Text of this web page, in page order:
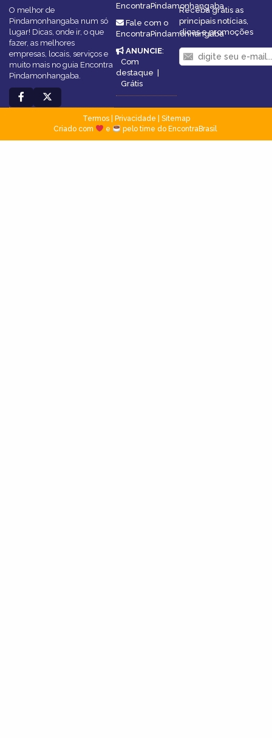
O melhor de
Pindamonhangaba num só
lugar! Dicas, onde ir, o que
fazer, as melhores
empresas, locais, serviços e
muito mais no guia Encontra
Pindamonhangaba.
EncontraPindamonhangaba
Fale com o
EncontraPindamonhangaba
ANUNCIE:
Com
destaque |
Grátis
Receba grátis as
principais notícias,
dicas e promoções
Termos| Privacidade
Sitemap
Criado com
e pelo time do EncontraBrasil